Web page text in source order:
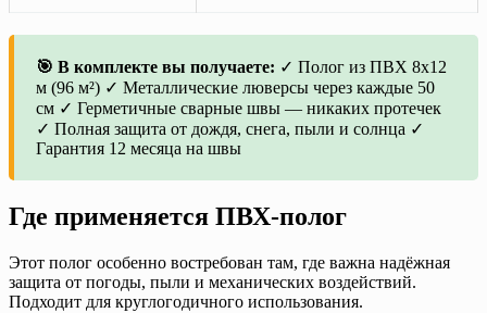
🎯 В комплекте вы получаете: ✓ Полог из ПВХ 8х12
м (96 м²) ✓ Металлические люверсы через каждые 50
см ✓ Герметичные сварные швы — никаких протечек
✓ Полная защита от дождя, снега, пыли и солнца ✓
Гарантия 12 месяца на швы
Где применяется ПВХ-полог
Этот полог особенно востребован там, где важна надёжная
защита от погоды, пыли и механических воздействий.
Подходит для круглогодичного использования.